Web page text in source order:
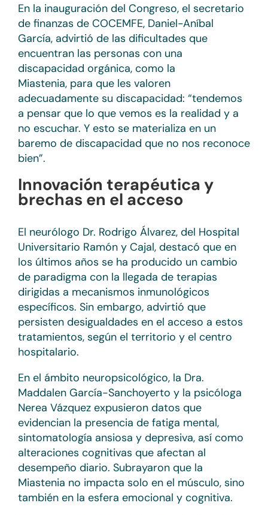
En la inauguración del Congreso, el secretario
de finanzas de COCEMFE, Daniel-Aníbal
García, advirtió de las dificultades que
encuentran las personas con una
discapacidad orgánica, como la
Miastenia, para que les valoren
adecuadamente su discapacidad: “tendemos
a pensar que lo que vemos es la realidad y a
no escuchar. Y esto se materializa en un
baremo de discapacidad que no nos reconoce
bien”.
Innovación terapéutica y
brechas en el acceso
El neurólogo Dr. Rodrigo Álvarez, del Hospital
Universitario Ramón y Cajal, destacó que en
los últimos años se ha producido un cambio
de paradigma con la llegada de terapias
dirigidas a mecanismos inmunológicos
específicos. Sin embargo, advirtió que
persisten desigualdades en el acceso a estos
tratamientos, según el territorio y el centro
hospitalario.
En el ámbito neuropsicológico, la Dra.
Maddalen García-Sanchoyerto y la psicóloga
Nerea Vázquez expusieron datos que
evidencian la presencia de fatiga mental,
sintomatología ansiosa y depresiva, así como
alteraciones cognitivas que afectan al
desempeño diario. Subrayaron que la
Miastenia no impacta solo en el músculo, sino
también en la esfera emocional y cognitiva.